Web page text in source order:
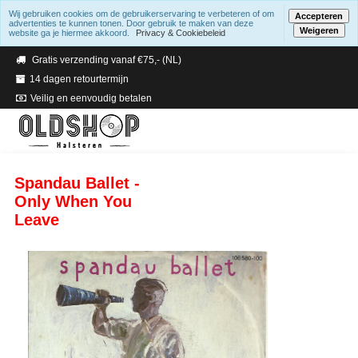
Verzending binnen 2 a 3 werkdagen
Gratis verzending vanaf €75,- (NL)
14 dagen retourtermijn
Veilig en eenvoudig betalen
Spandau Ballet -
Only When You
Leave
Wij gebruiken cookies om de gebruikerservaring te verbeteren of om
advertenties te kunnen tonen. Door gebruik te maken van deze
website ga je hiermee akkoord.
Privacy & Cookiebeleid
Accepteren
Weigeren